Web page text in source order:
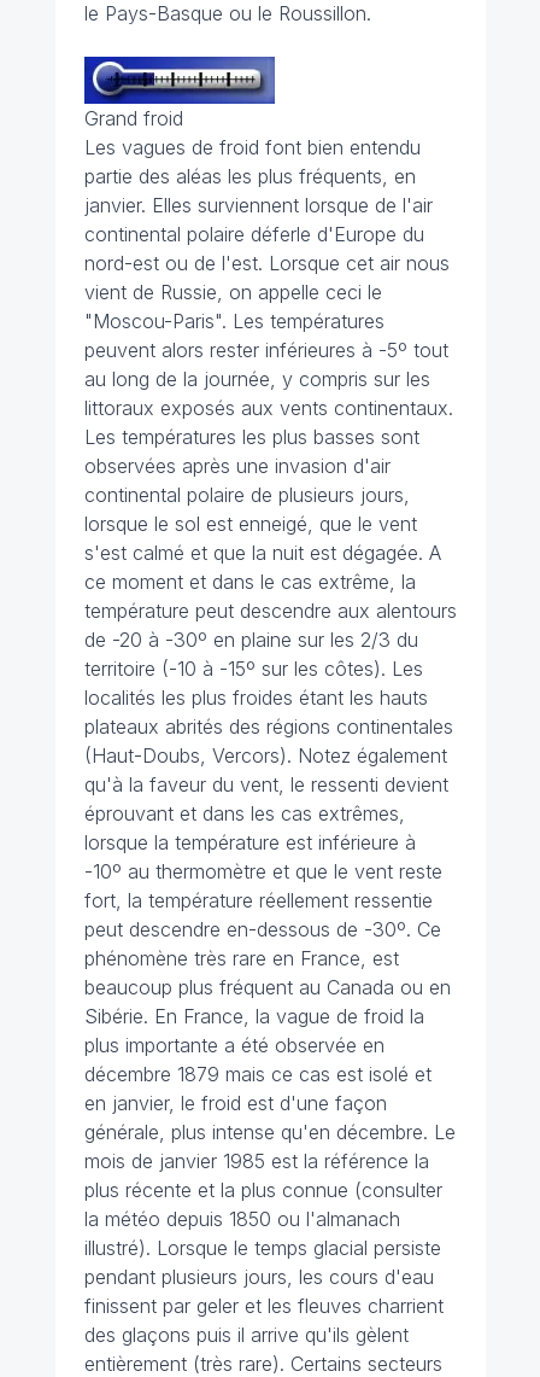
le Pays-Basque ou le Roussillon.
Grand froid
Les vagues de froid font bien entendu
partie des aléas les plus fréquents, en
janvier. Elles surviennent lorsque de l'air
continental polaire déferle d'Europe du
nord-est ou de l'est. Lorsque cet air nous
vient de Russie, on appelle ceci le
"Moscou-Paris". Les températures
peuvent alors rester inférieures à -5º tout
au long de la journée, y compris sur les
littoraux exposés aux vents continentaux.
Les températures les plus basses sont
observées après une invasion d'air
continental polaire de plusieurs jours,
lorsque le sol est enneigé, que le vent
s'est calmé et que la nuit est dégagée. A
ce moment et dans le cas extrême, la
température peut descendre aux alentours
de -20 à -30º en plaine sur les 2/3 du
territoire (-10 à -15º sur les côtes). Les
localités les plus froides étant les hauts
plateaux abrités des régions continentales
(Haut-Doubs, Vercors). Notez également
qu'à la faveur du vent, le ressenti devient
éprouvant et dans les cas extrêmes,
lorsque la température est inférieure à
-10º au thermomètre et que le vent reste
fort, la température réellement ressentie
peut descendre en-dessous de -30º. Ce
phénomène très rare en France, est
beaucoup plus fréquent au Canada ou en
Sibérie. En France, la vague de froid la
plus importante a été observée en
décembre 1879 mais ce cas est isolé et
en janvier, le froid est d'une façon
générale, plus intense qu'en décembre. Le
mois de janvier 1985 est la référence la
plus récente et la plus connue (consulter
la météo depuis 1850 ou l'almanach
illustré). Lorsque le temps glacial persiste
pendant plusieurs jours, les cours d'eau
finissent par geler et les fleuves charrient
des glaçons puis il arrive qu'ils gèlent
entièrement (très rare). Certains secteurs